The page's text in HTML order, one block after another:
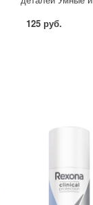
125 руб.